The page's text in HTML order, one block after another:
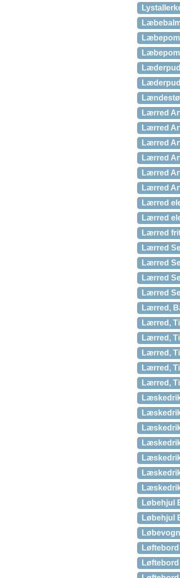
Lærred
Lærred
Lærred
Lærred
Lærred
Lærred
Lærred
Lærred
Lærred
Lærred
Lærred
Lærred
Lærred
Lærred,
Lærred,
Lærred,
Lærred,
Lærred,
Lærred,
Løbehjul
Løbehjul